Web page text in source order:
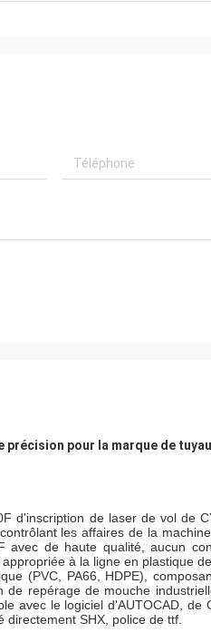
pour la marque de tuyau
d'inscription de laser de vol de
les affaires de la
de haute qualité, aucun
à la ligne en plastique
(PVC, PA66, HDPE),
repérage de mouche
avec le logiciel d'AUTOCAD, de
directement SHX, police de ttf.